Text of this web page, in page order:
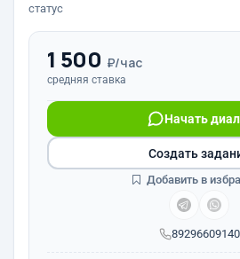
статус
1 500 ₽/час
средняя ставка
89296609140
Начать
Создать
Добавить в